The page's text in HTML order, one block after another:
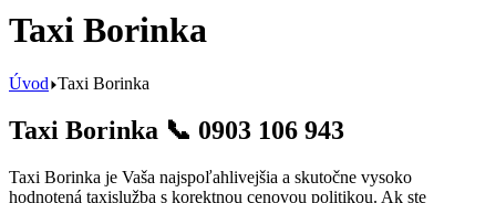
⁠Taxi Borinka
Úvod ⁠Taxi Borinka
Taxi Borinka 📞 0903 106 943
Taxi Borinka je Vaša najspoľahlivejšia a skutočne vysoko
hodnotená taxislužba s korektnou cenovou politikou. Ak ste